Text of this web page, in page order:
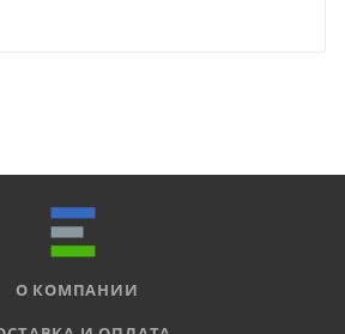
О КОМПАНИИ